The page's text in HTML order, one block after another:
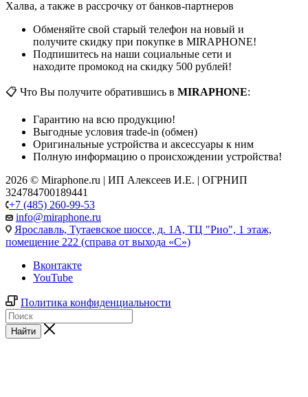
Халва, а также в рассрочку от банков-партнеров
Обменяйте свой старый телефон на новый и
получите скидку при покупке в MIRAPHONE!
Подпишитесь на наши социальные сети и
находите промокод на скидку 500 рублей!
📋 Что Вы получите обратившись в MIRAPHONE:
Гарантию на всю продукцию!
Выгодные условия trade-in (обмен)
Оригинальные устройства и аксессуары к ним
Полную информацию о происхождении устройства!
2026 © Miraphone.ru | ИП Алексеев И.Е. | ОГРНИП
324784700189441
+7 (485) 260-99-53
info@miraphone.ru
Ярославль, Тутаевское шоссе, д. 1А, ТЦ "Рио", 1 этаж,
помещение 222 (справа от выхода «С»)
Вконтакте
YouTube
Политика конфиденциальности
Найти